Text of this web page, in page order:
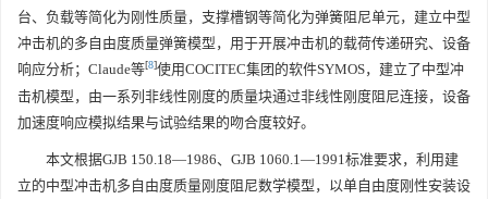
台、负载等简化为刚性质量，支撑槽钢等简化为弹簧阻尼单元，建立中型
冲击机的多自由度质量弹簧模型，用于开展冲击机的载荷传递研究、设备
响应分析；Claude等[8]使用COCITEC集团的软件SYMOS，建立了中型冲
击机模型，由一系列非线性刚度的质量块通过非线性刚度阻尼连接，设备
加速度响应模拟结果与试验结果的吻合度较好。
本文根据GJB 150.18—1986、GJB 1060.1—1991标准要求，利用建
立的中型冲击机多自由度质量刚度阻尼数学模型，以单自由度刚性安装设